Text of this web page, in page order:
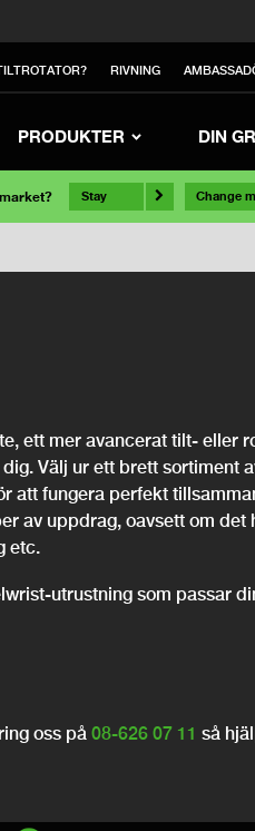
RIVNING
PRODUKTER DIN
Stay Change
ett mer avancerat tilt- eller
Välj ur ett brett sortiment
att fungera perfekt
av uppdrag, oavsett om det
etc.
utrustning som passar
oss på 08-626 07 11 så